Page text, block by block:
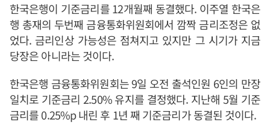
한국은행이 기준금리를 12개월째 동결했다. 이주열 한국은
행 총재의 두번째 금융통화위원회에서 깜짝 금리조정은 없
었다. 금리인상 가능성은 점쳐지고 있지만 그 시기가 지금
당장은 아니라는 것이다.
한국은행 금융통화위원회는 9일 오전 출석인원 6인의 만장
일치로 기준금리 2.50% 유지를 결정했다. 지난해 5월 기준
금리를 0.25%p 내린 후 1년 째 기준금리가 동결된 것이다.